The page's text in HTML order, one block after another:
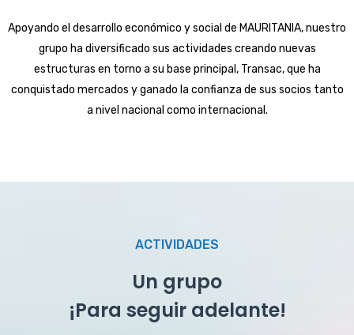
Apoyando el desarrollo económico y social de MAURITANIA, nuestro
grupo ha diversificado sus actividades creando nuevas
estructuras en torno a su base principal, Transac, que ha
conquistado mercados y ganado la confianza de sus socios tanto
a nivel nacional como internacional.
ACTIVIDADES
Un grupo
¡Para seguir adelante!